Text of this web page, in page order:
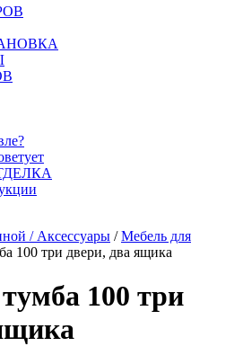
/ Аксессуары /Мебель для
100 три двери, два ящика
100 три